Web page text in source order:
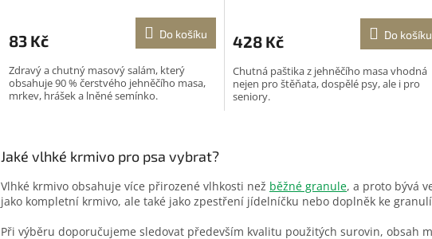
83 Kč Do košíku
Zdravý a chutný masový salám, který
obsahuje 90 % čerstvého jehněčího masa,
mrkev, hrášek a lněné semínko.
428 Kč Do košíku
Chutná paštika z jehněčího masa vhodná
nejen pro štěňata, dospělé psy, ale i pro
seniory.
d
a
Jaké vlhké krmivo pro psa vybrat?
Vlhké krmivo obsahuje více přirozené vlhkosti než běžné granule, a proto bývá
jako kompletní krmivo, ale také jako zpestření jídelníčku nebo doplněk ke
Při výběru doporučujeme sledovat především kvalitu použitých surovin, obsah